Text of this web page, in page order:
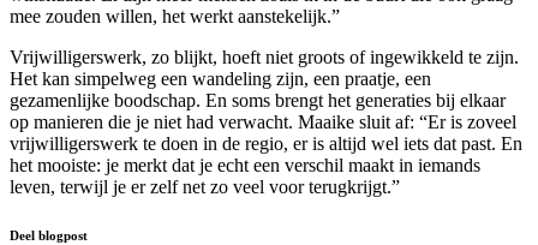
mee zouden willen, het werkt aanstekelijk.”
Vrijwilligerswerk, zo blijkt, hoeft niet groots of ingewikkeld te zijn.
Het kan simpelweg een wandeling zijn, een praatje, een
gezamenlijke boodschap. En soms brengt het generaties bij elkaar
op manieren die je niet had verwacht. Maaike sluit af: “Er is zoveel
vrijwilligerswerk te doen in de regio, er is altijd wel iets dat past. En
het mooiste: je merkt dat je echt een verschil maakt in iemands
leven, terwijl je er zelf net zo veel voor terugkrijgt.”
Deel blogpost